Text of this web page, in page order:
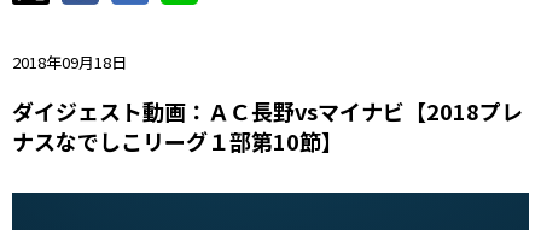
2018年09月18日
ダイジェスト動画：ＡＣ長野vsマイナビ【2018プレ
ナスなでしこリーグ１部第10節】